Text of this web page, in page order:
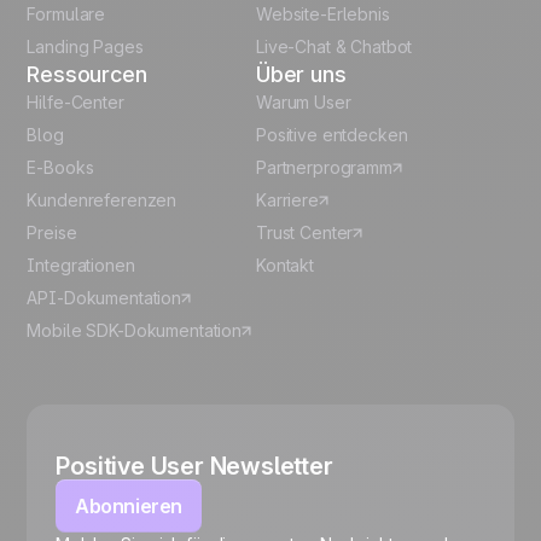
Español
Formulare
Landing Pages
Website-Erlebnis
Live-Chat & Chatbot
Ressourcen
Hilfe-Center
Blog
E-Books
Kundenreferenzen
Preise
Integrationen
API-Dokumentation
Mobile SDK-Dokumentation
Über uns
Warum User
Positive entdecken
Partnerprogramm
Karriere
Trust Center
Kontakt
Positive User Newsletter
Abonnieren